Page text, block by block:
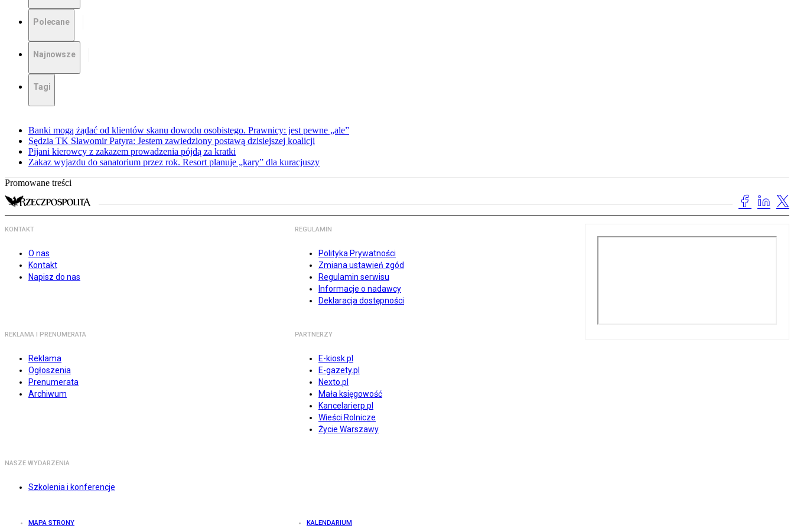
Polecane
Najnowsze
Tagi
Banki mogą żądać od klientów skanu dowodu osobistego. Prawnicy: jest pewne „ale”
Sędzia TK Sławomir Patyra: Jestem zawiedziony postawą dzisiejszej koalicji
Pijani kierowcy z zakazem prowadzenia pójdą za kratki
Zakaz wyjazdu do sanatorium przez rok. Resort planuje „kary” dla kuracjuszy
Promowane treści
KONTAKT
O nas
Kontakt
Napisz do nas
REGULAMIN
Polityka Prywatności
Zmiana ustawień zgód
Regulamin serwisu
Informacje o nadawcy
Deklaracja dostępności
REKLAMA I PRENUMERATA
Reklama
Ogłoszenia
Prenumerata
Archiwum
PARTNERZY
E-kiosk.pl
E-gazety.pl
Nexto.pl
Mała księgowość
Kancelarierp.pl
Wieści Rolnicze
Życie Warszawy
NASZE WYDARZENIA
Szkolenia i konferencje
MAPA STRONY KALENDARIUM